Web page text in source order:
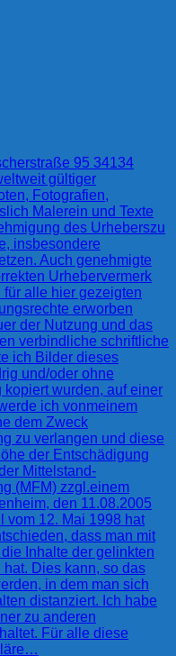
95 34134
gültiger
Fotografien,
Malerein und Texte
des Urheberszu
insbesondere
Auch genehmigte
Urhebervermerk
alle hier gezeigten
erworben
der Nutzung und das
verbindliche schriftliche
ich Bilder dieses
und/oder ohne
wurden, auf einer
ich vonmeinem
dem Zweck
zu verlangen und diese
der Entschädigung
Mittelstand-
(MFM) zzgl.einem
den 11.08.2005
vom 12. Mai 1998 hat
dass man mit
Inhalte der gelinkten
Dies kann, so das
in dem man sich
distanziert. Ich habe
zu anderen
Für alle diese